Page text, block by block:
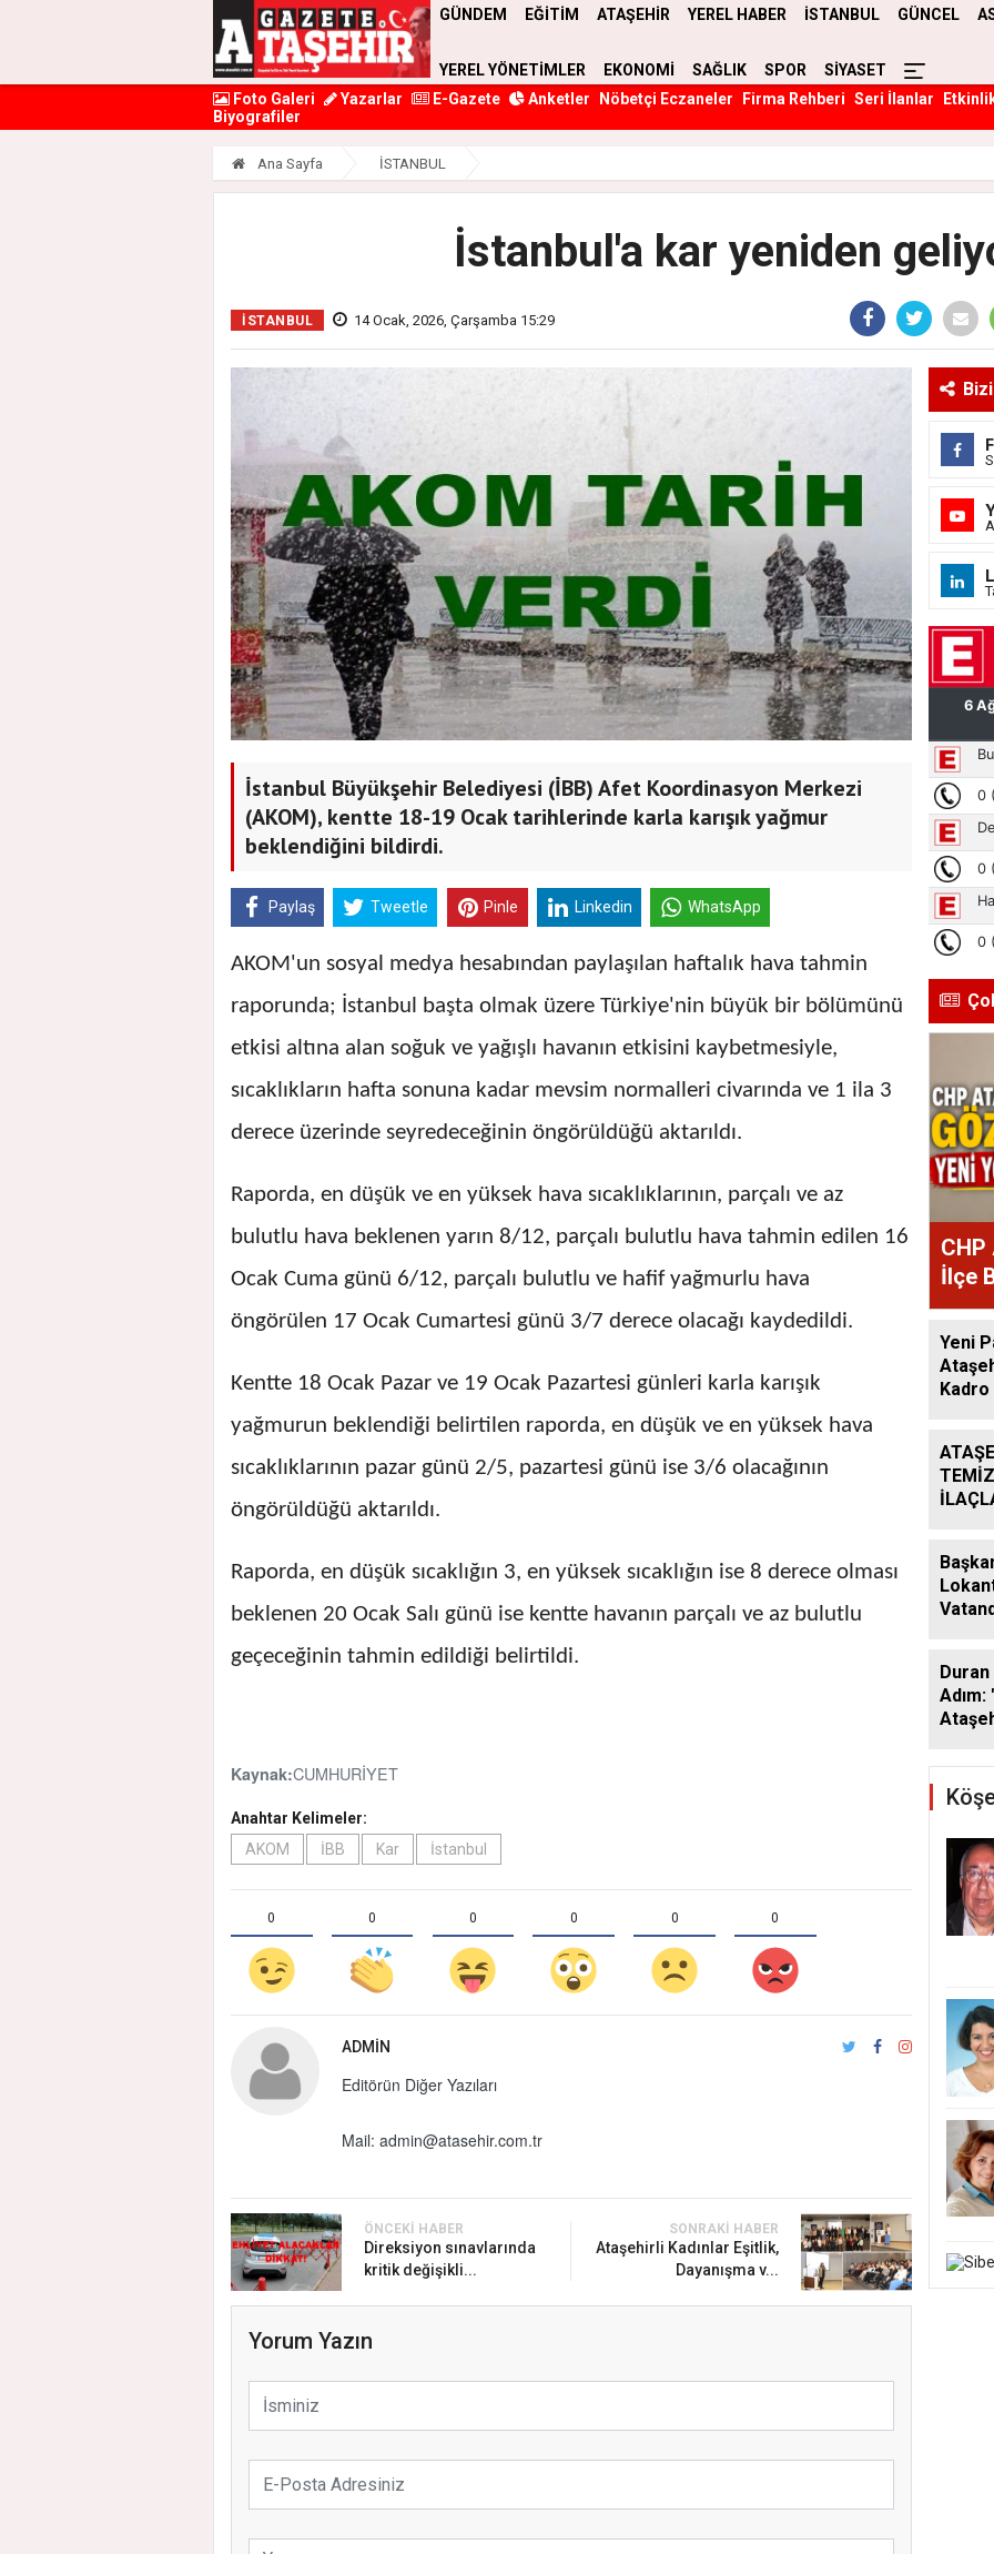
GÜNDEM EĞİTİM ATAŞEHİR YEREL HABER İSTANBUL GÜNCEL
YEREL YÖNETİMLER EKONOMİ SAĞLIK SPOR
SİYASET
Foto Galeri
Yazarlar E-Gazete Anketler Nöbetçi Eczaneler Firma Rehberi Seri İlanlar
Biyografiler
Ana Sayfa İSTANBUL
İstanbul'a kar yeniden
İSTANBUL 14 Ocak, 2026, Çarşamba 15:29
İstanbul Büyükşehir Belediyesi (İBB) Afet Koordinasyon Merkezi
(AKOM), kentte 18-19 Ocak tarihlerinde karla karışık yağmur
beklendiğini bildirdi.
Paylaş Tweetle Pinle Linkedin WhatsApp
AKOM'un sosyal medya hesabından paylaşılan haftalık hava tahmin
raporunda; İstanbul başta olmak üzere Türkiye'nin büyük bir bölümünü
etkisi altına alan soğuk ve yağışlı havanın etkisini kaybetmesiyle,
sıcaklıkların hafta sonuna kadar mevsim normalleri civarında ve 1 ila 3
derece üzerinde seyredeceğinin öngörüldüğü aktarıldı.
Raporda, en düşük ve en yüksek hava sıcaklıklarının, parçalı ve az
bulutlu hava beklenen yarın 8/12, parçalı bulutlu hava tahmin edilen 16
Ocak Cuma günü 6/12, parçalı bulutlu ve hafif yağmurlu hava
öngörülen 17 Ocak Cumartesi günü 3/7 derece olacağı kaydedildi.
Kentte 18 Ocak Pazar ve 19 Ocak Pazartesi günleri karla karışık
yağmurun beklendiği belirtilen raporda, en düşük ve en yüksek hava
sıcaklıklarının pazar günü 2/5, pazartesi günü ise 3/6 olacağının
öngörüldüğü aktarıldı.
Raporda, en düşük sıcaklığın 3, en yüksek sıcaklığın ise 8 derece olması
beklenen 20 Ocak Salı günü ise kentte havanın parçalı ve az bulutlu
geçeceğinin tahmin edildiği belirtildi.
Kaynak:CUMHURİYET
Anahtar Kelimeler:
AKOM
İBB Kar İstanbul
0 0 0 0 0 0
ADMIN
Editörün Diğer Yazıları
Mail: admin@atasehir.com.tr
ÖNCEKI HABER
Direksiyon sınavlarında
kritik değişikli...
SONRAKI HABER
Ataşehirli Kadınlar Eşitlik,
Dayanışma v...
Yorum Yazın
CHP
İlçe
Yeni
Adım: